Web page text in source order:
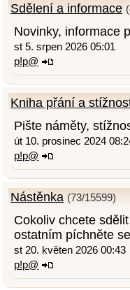
Sdělení a informace
Novinky, informace
st 5. srpen 2026 05:01
p!p@
Kniha přání a
Pište náměty,
út 10. prosinec 2024
p!p@
Nástěnka (73/15599)
Cokoliv chcete
ostatním píchněte
st 20. květen 2026 00:43
p!p@